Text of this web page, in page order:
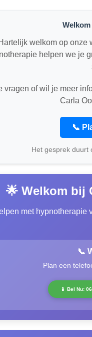
welkom op onze
helpen we je
vragen of wil je meer
Carla
📞
Het gesprek duurt
🌟 Welkom bij
met
📞
Plan een
📱 Bel Nu: